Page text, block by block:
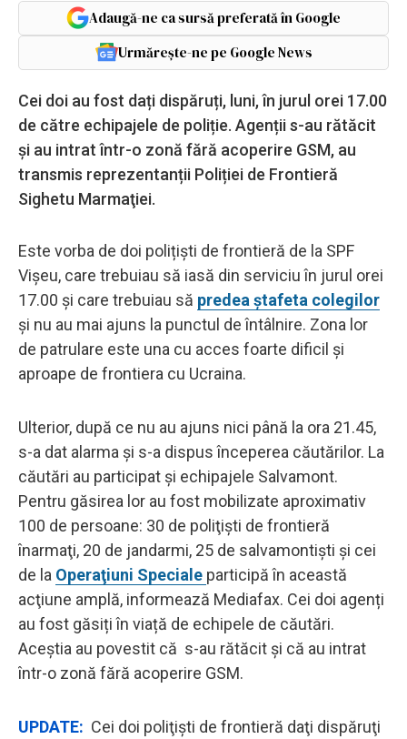
Adaugă-ne ca sursă preferată în Google
Urmărește-ne pe Google News
Cei doi au fost dați dispăruți, luni, în jurul orei 17.00
de către echipajele de poliție. Agenții s-au rătăcit
și au intrat într-o zonă fără acoperire GSM, au
transmis reprezentanții Poliției de Frontieră
Sighetu Marmaţiei.
Este vorba de doi polițiști de frontieră de la SPF
Vișeu, care trebuiau să iasă din serviciu în jurul orei
17.00 și care trebuiau să predea ștafeta colegilor
și nu au mai ajuns la punctul de întâlnire. Zona lor
de patrulare este una cu acces foarte dificil şi
aproape de frontiera cu Ucraina.
Ulterior, după ce nu au ajuns nici până la ora 21.45,
s-a dat alarma şi s-a dispus începerea căutărilor. La
căutări au participat și echipajele Salvamont.
Pentru găsirea lor au fost mobilizate aproximativ
100 de persoane: 30 de poliţişti de frontieră
înarmaţi, 20 de jandarmi, 25 de salvamontişti şi cei
de la Operaţiuni Speciale participă în această
acţiune amplă, informează Mediafax. Cei doi agenți
au fost găsiți în viață de echipele de căutări.
Aceștia au povestit că s-au rătăcit și că au intrat
într-o zonă fără acoperire GSM.
UPDATE: Cei doi poliţişti de frontieră daţi dispăruţi